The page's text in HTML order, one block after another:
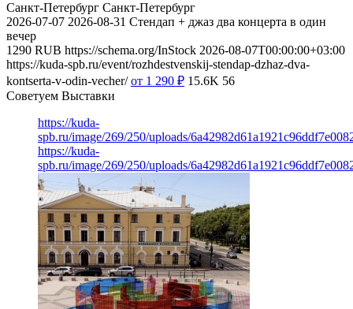
Санкт-Петербург Санкт-Петербург
2026-07-07 2026-08-31 Стендап + джаз два концерта в один
вечер
1290 RUB https://schema.org/InStock 2026-08-07T00:00:00+03:00
https://kuda-spb.ru/event/rozhdestvenskij-stendap-dzhaz-dva-
kontserta-v-odin-vecher/ от 1 290 ₽ 15.6K 56
Советуем Выставки
https://kuda-
spb.ru/image/269/250/uploads/
https://kuda-
spb.ru/image/269/250/uploads/